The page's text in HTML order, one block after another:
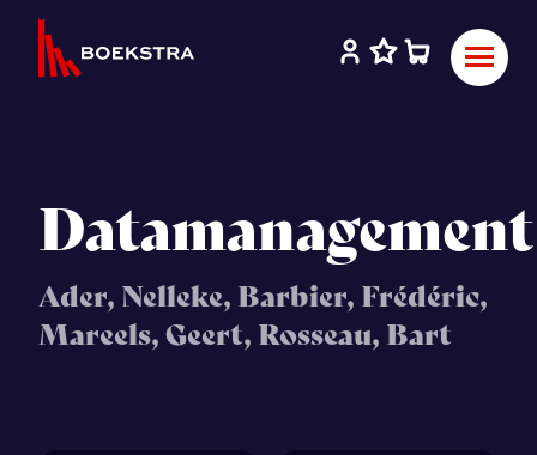
Datamanagement
Ader, Nelleke, Barbier, Frédéric,
Mareels, Geert, Rosseau, Bart